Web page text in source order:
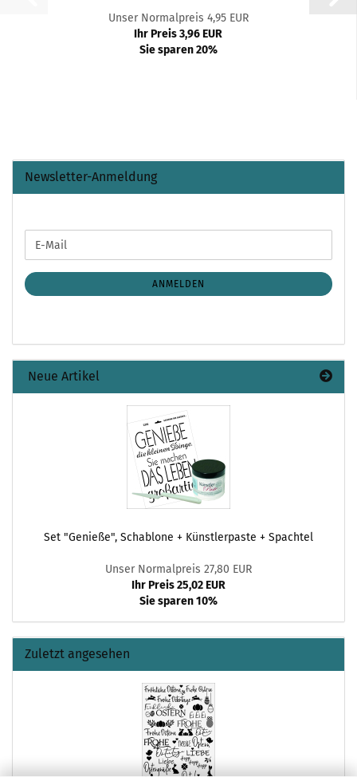
Unser Normalpreis 4,95 EUR
Ihr Preis 3,96 EUR
Sie sparen 20%
Newsletter-Anmeldung
ZUR
ANMELDUNG
E-
Mail
ANMELDEN
Neue Artikel
Set "Genieße", Schablone + Künstlerpaste + Spachtel
Unser Normalpreis 27,80 EUR
Ihr Preis 25,02 EUR
Sie sparen 10%
Zuletzt angesehen